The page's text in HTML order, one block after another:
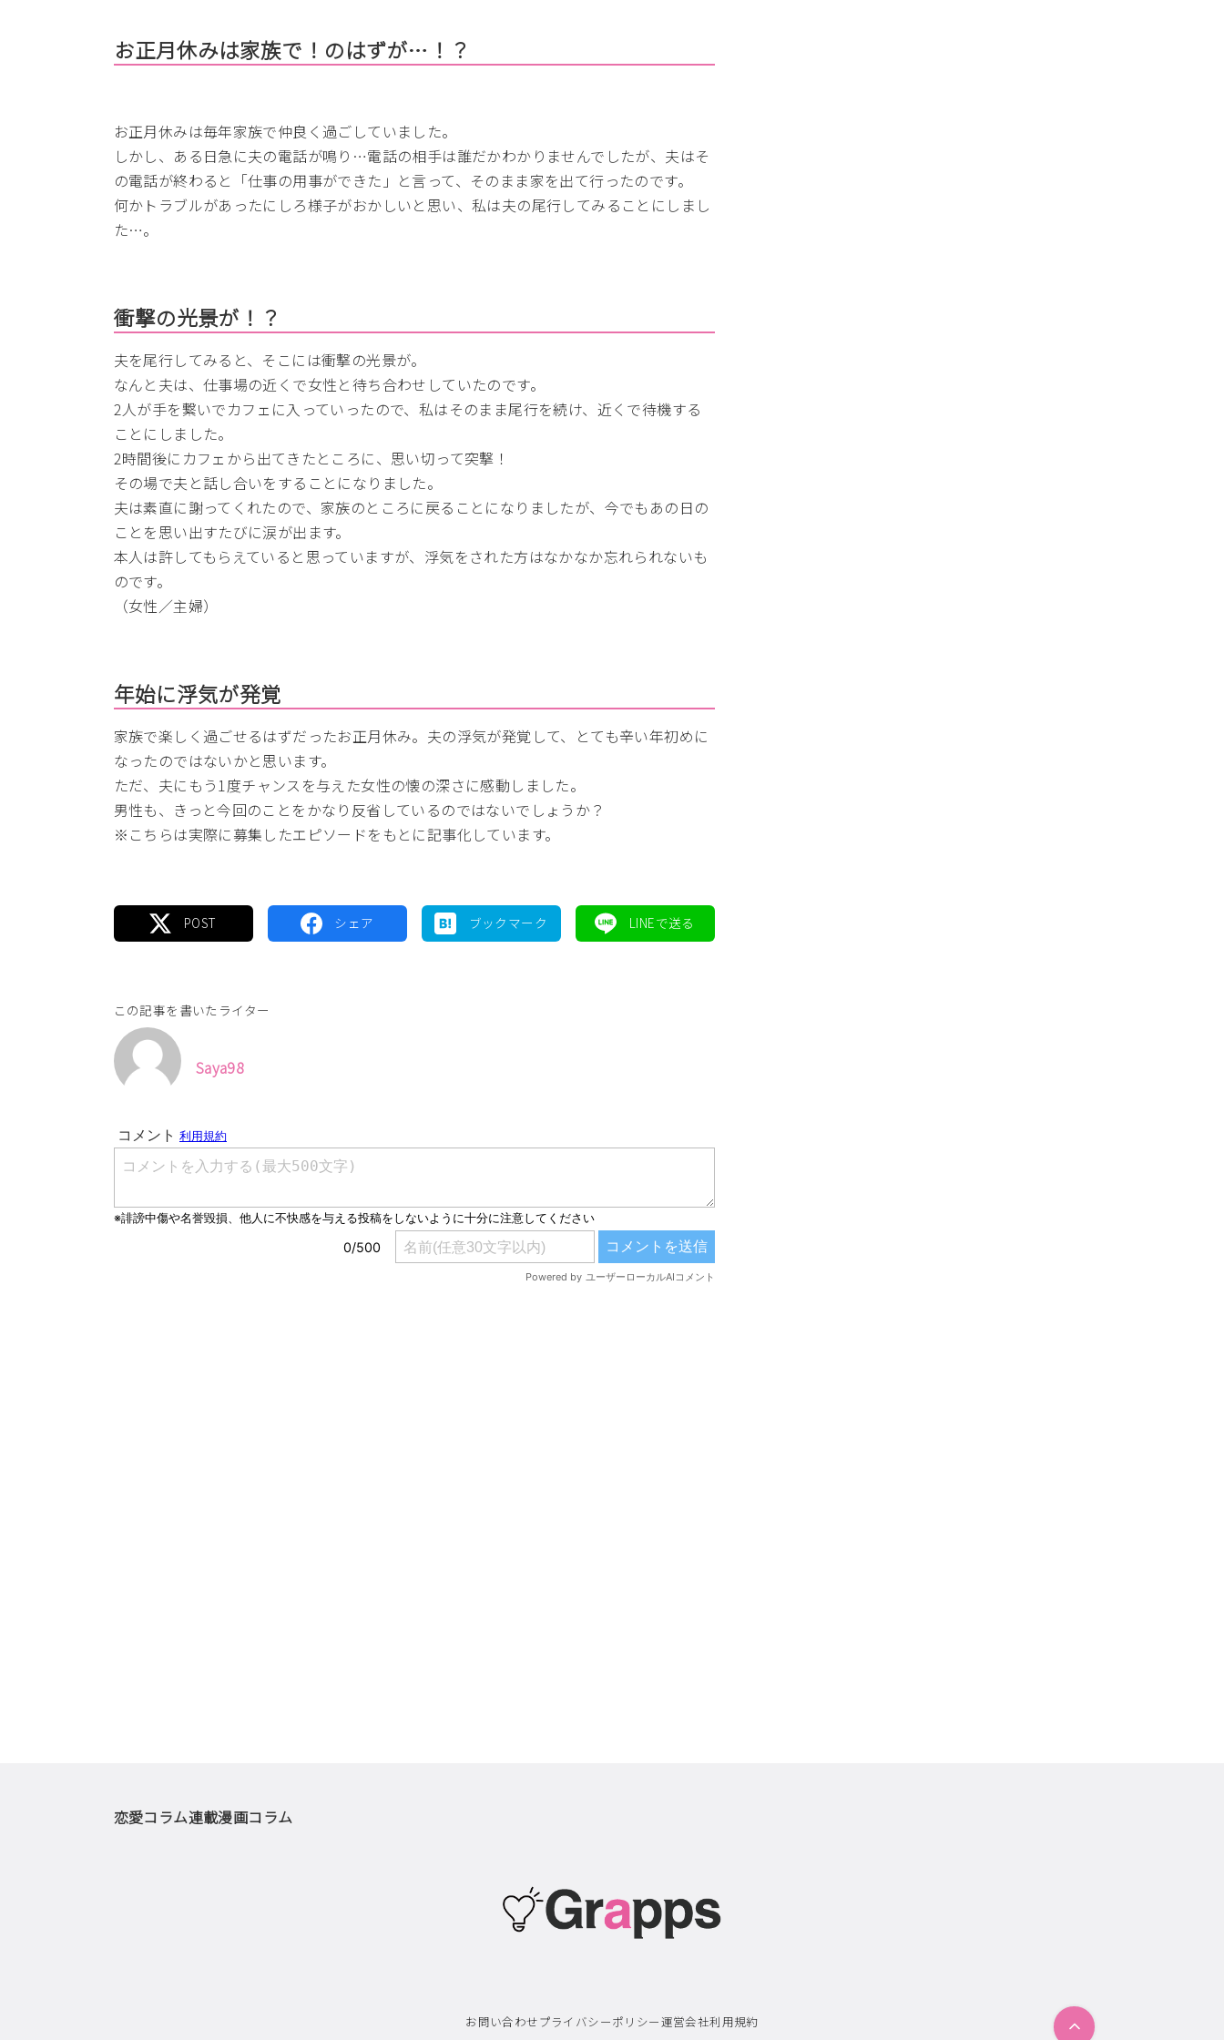
お正月休みは家族で！のはずが…！？
お正月休みは毎年家族で仲良く過ごしていました。
しかし、ある日急に夫の電話が鳴り…電話の相手は誰だかわかりませんでしたが、夫はそ
の電話が終わると「仕事の用事ができた」と言って、そのまま家を出て行ったのです。
何かトラブルがあったにしろ様子がおかしいと思い、私は夫の尾行してみることにしまし
た…。
衝撃の光景が！？
夫を尾行してみると、そこには衝撃の光景が。
なんと夫は、仕事場の近くで女性と待ち合わせしていたのです。
2人が手を繋いでカフェに入っていったので、私はそのまま尾行を続け、近くで待機する
ことにしました。
2時間後にカフェから出てきたところに、思い切って突撃！
その場で夫と話し合いをすることになりました。
夫は素直に謝ってくれたので、家族のところに戻ることになりましたが、今でもあの日の
ことを思い出すたびに涙が出ます。
本人は許してもらえていると思っていますが、浮気をされた方はなかなか忘れられないも
のです。
（女性／主婦）
年始に浮気が発覚
家族で楽しく過ごせるはずだったお正月休み。夫の浮気が発覚して、とても辛い年初めに
なったのではないかと思います。
ただ、夫にもう1度チャンスを与えた女性の懐の深さに感動しました。
男性も、きっと今回のことをかなり反省しているのではないでしょうか？
※こちらは実際に募集したエピソードをもとに記事化しています。
この記事を書いたライター
Saya98
恋愛コラム連載漫画コラム
お問い合わせプライバシーポリシー運営会社利用規約